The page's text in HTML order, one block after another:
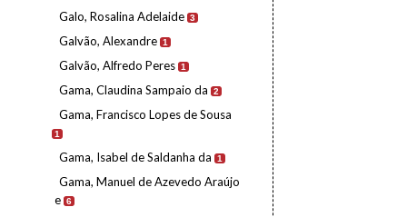
Galo, Rosalina Adelaide 3
Galvão, Alexandre 1
Galvão, Alfredo Peres 1
Gama, Claudina Sampaio da 2
Gama, Francisco Lopes de Sousa
1
Gama, Isabel de Saldanha da 1
Gama, Manuel de Azevedo Araújo
e 6